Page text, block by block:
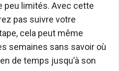
peu limités. Avec cette
pas suivre votre
cela peut même
semaines sans savoir où
de temps jusqu’à son